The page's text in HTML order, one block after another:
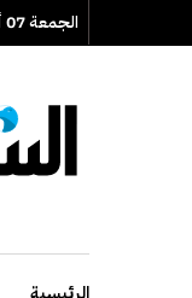
الجمعة 07 أغسطس 2026